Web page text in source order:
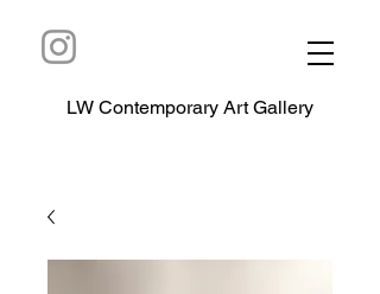
LW Contemporary Art Gallery